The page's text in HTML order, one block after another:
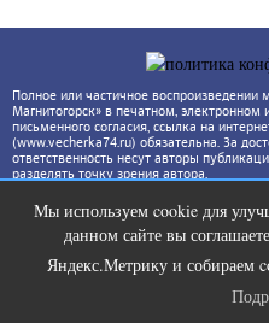
Полное или частичное
Магнитогорск» в печатном,
письменного согласия, ссылка на
(www.vecherka74.ru) обязательна. За
ответственность несут авторы
разделять точку зрения автора.
Мы используем cookie для
данном сайте вы
Яндекс.Метрику и собираем
Этот
слов!